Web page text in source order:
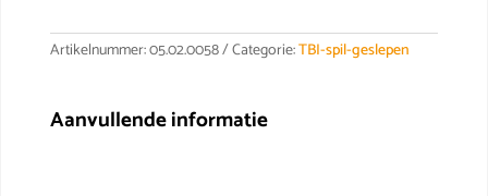
Artikelnummer:05.02.0058 Categorie:TBI-spil-geslepen
Aanvullende informatie